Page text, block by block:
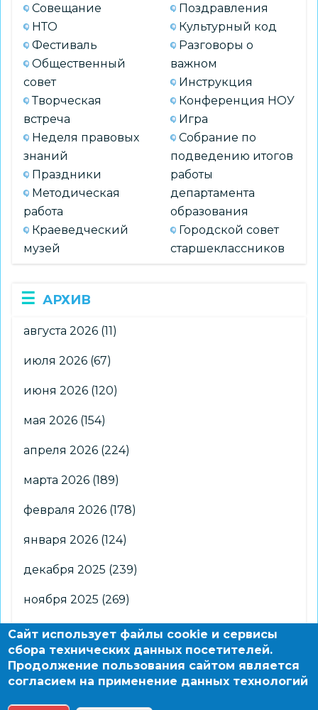
Совещание
НТО
Фестиваль
Общественный
совет
Творческая
встреча
Неделя правовых
знаний
Праздники
Методическая
работа
Краеведческий
музей
Поздравления
Культурный код
Разговоры о
важном
Инструкция
Конференция НОУ
Игра
Собрание по
подведению итогов
работы
департамента
образования
Городской совет
старшеклассников
АРХИВ
августа 2026 (11)
июля 2026 (67)
июня 2026 (120)
мая 2026 (154)
апреля 2026 (224)
марта 2026 (189)
февраля 2026 (178)
января 2026 (124)
декабря 2025 (239)
ноября 2025 (269)
октября 2025(266)
сентября 2025 (176)
августа 2025 (2)
Сайт использует файлы cookie и сервисы
сбора технических данных посетителей.
Продолжение пользования сайтом является
согласием на применение данных технологий